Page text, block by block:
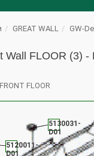
GREAT WALL GW-
Wall FLOOR (3) -
FLOOR
5120011-
D01
5130031-
D01